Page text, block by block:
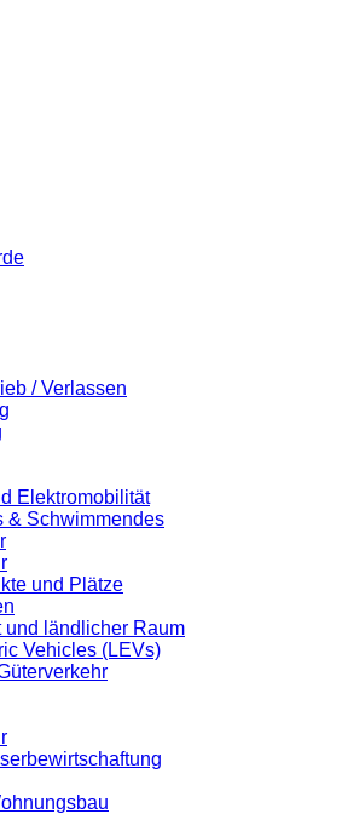
/ Verlassen
Elektromobilität
& Schwimmendes
und Plätze
und ländlicher Raum
Vehicles (LEVs)